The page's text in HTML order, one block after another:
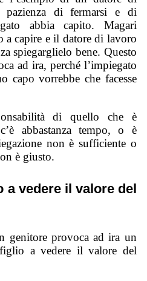
di fermarsi e di
abbia capito. Magari
a capire e il datore di lavoro
spiegarglielo bene. Questo
ad ira, perché l’impiegato
capo vorrebbe che facesse
di quello che è
abbastanza tempo, o è
non è sufficiente o
è giusto.
vedere il valore del
genitore provoca ad ira un
a vedere il valore del